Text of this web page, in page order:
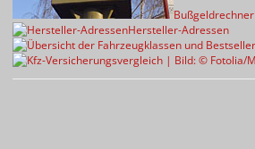
Bußgeldrechner
Hersteller-Adressen